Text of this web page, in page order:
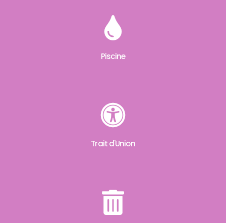
Piscine
Trait d'Union